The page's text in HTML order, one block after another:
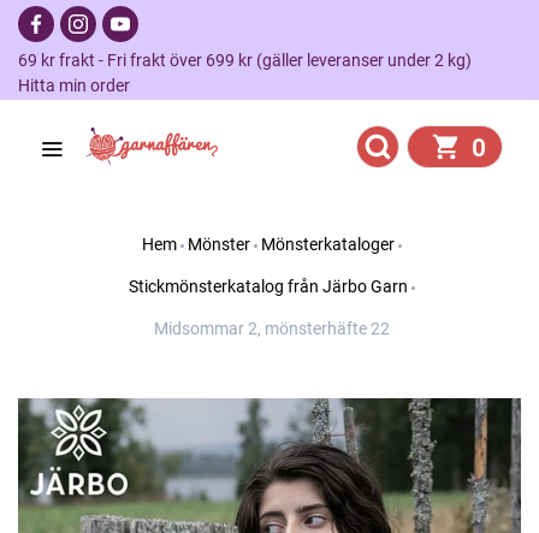
69 kr frakt - Fri frakt över 699 kr (gäller leveranser under 2 kg)
Hitta min order
0
Hem Mönster Mönsterkataloger
Stickmönsterkatalog från Järbo Garn
Midsommar 2, mönsterhäfte 22